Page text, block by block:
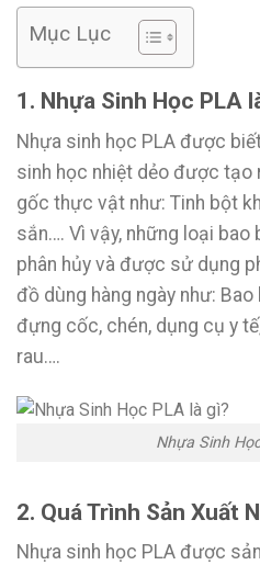
Mục Lục
1. Nhựa Sinh Học PLA
Nhựa sinh học PLA được
sinh học nhiệt dẻo được tạo
gốc thực vật như: Tinh bột
sắn…. Vì vậy, những loại bao
phân hủy và được sử dụng
đồ dùng hàng ngày như:
đựng cốc, chén, dụng cụ y
rau….
Nhựa Sinh
2. Quá Trình Sản Xuất
Nhựa sinh học PLA được